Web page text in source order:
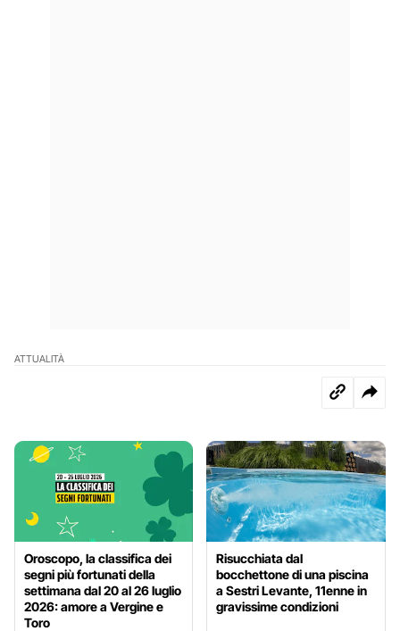
ATTUALITÀ
Oroscopo, la classifica dei
segni più fortunati della
settimana dal 20 al 26 luglio
2026: amore a Vergine e
Toro
Risucchiata dal
bocchettone di una piscina
a Sestri Levante, 11enne in
gravissime condizioni